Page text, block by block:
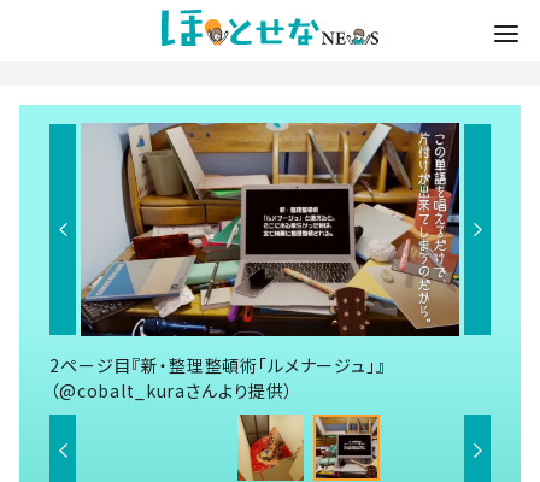
2ページ目『新・整理整頓術「ルメナージュ」』
（@cobalt_kuraさんより提供）